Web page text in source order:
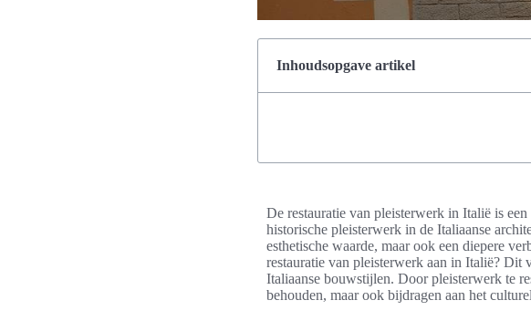
Inhoudsopgave artikel
De restauratie van pleisterwerk in Italië is
historische pleisterwerk in de Italiaanse
esthetische waarde, maar ook een diepere
restauratie van pleisterwerk aan in Italië? Dit
Italiaanse bouwstijlen. Door pleisterwerk te
behouden, maar ook bijdragen aan het